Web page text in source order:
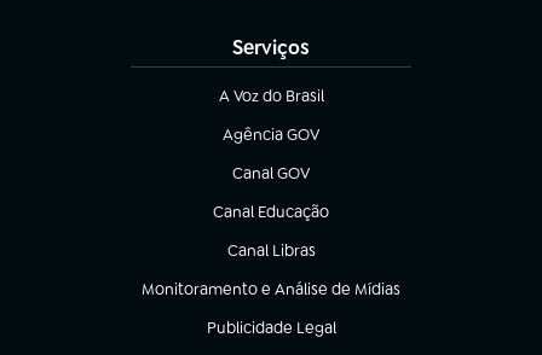
Serviços
A Voz do Brasil
(abre em nova aba)
Agência GOV
(abre em nova aba)
Canal GOV
(abre em nova aba)
Canal Educação
(abre em nova aba)
Canal Libras
(abre em nova aba)
Monitoramento e Análise de Mídias
(abre em nova aba)
Publicidade Legal
(abre em nova aba)